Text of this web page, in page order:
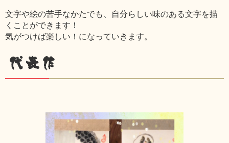
文字や絵の苦手なかたでも、自分らしい味のある文字を描
くことができます！
気がつけば楽しい！になっていきます。
代表作